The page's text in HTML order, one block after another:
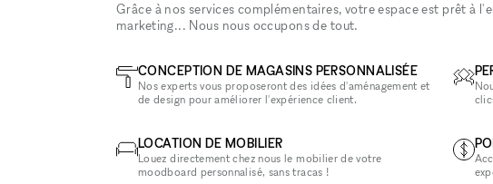
Grâce à nos services complémentaires, votre espace est prêt à
marketing... Nous nous occupons de tout.
CONCEPTION DE MAGASINS PERSONNALISÉE
Nos experts vous proposeront des idées d'aménagement et
de design pour améliorer l'expérience client.
LOCATION DE MOBILIER
Louez directement chez nous le mobilier de votre
moodboard personnalisé, sans tracas !